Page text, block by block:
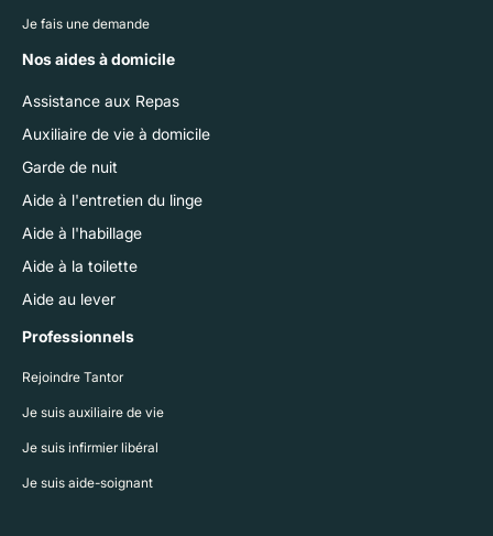
Je fais une demande
Nos aides à domicile
Assistance aux Repas
Auxiliaire de vie à domicile
Garde de nuit
Aide à l'entretien du linge
Aide à l'habillage
Aide à la toilette
Aide au lever
Professionnels
Rejoindre Tantor
Je suis auxiliaire de vie
Je suis infirmier libéral
Je suis aide-soignant